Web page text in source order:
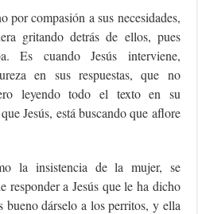
por compasión a sus necesidades,
gritando detrás de ellos, pues
Es cuando Jesús interviene,
en sus respuestas, que no
leyendo todo el texto en su
Jesús, está buscando que aflore
la insistencia de la mujer, se
responder a Jesús que le ha dicho
bueno dárselo a los perritos, y ella